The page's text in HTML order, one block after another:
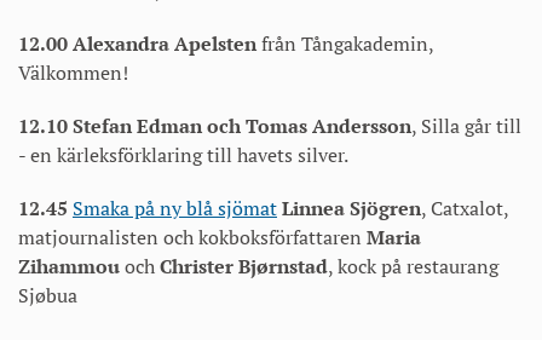
12.00Alexandra Apelstenfrån Tångakademin,
Välkommen!
12.10 Stefan Edman och Tomas Andersson, Silla går till
- en kärleksförklaring till havets silver.
12.45 Smaka på ny blå sjömatLinnea Sjögren,Catxalot,
matjournalisten och kokboksförfattaren Maria
ZihammouochChrister Bjørnstad, kock på restaurang
Sjøbua